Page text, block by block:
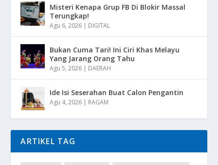
Misteri Kenapa Grup FB Di Blokir Massal
Terungkap!
Agu 6, 2026 | DIGITAL
Bukan Cuma Tari! Ini Ciri Khas Melayu
Yang Jarang Orang Tahu
Agu 5, 2026 | DAERAH
Ide Isi Seserahan Buat Calon Pengantin
Agu 4, 2026 | RAGAM
ARTIKEL TAG